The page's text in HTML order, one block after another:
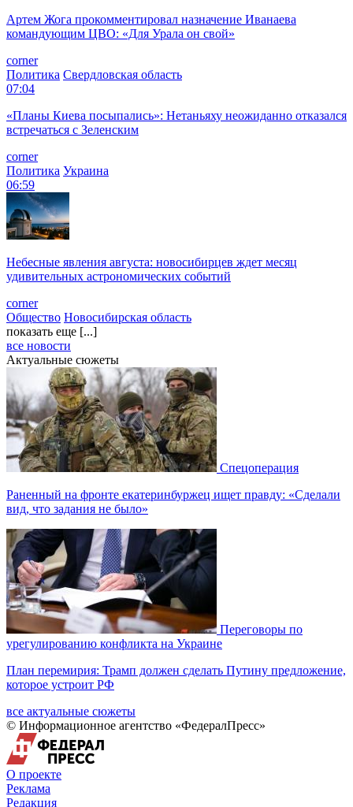
Артем Жога прокомментировал назначение Иванаева
командующим ЦВО: «Для Урала он свой»
corner
Политика Свердловская область
07:04
«Планы Киева посыпались»: Нетаньяху неожиданно отказался
встречаться с Зеленским
corner
Политика Украина
06:59
Небесные явления августа: новосибирцев ждет месяц
удивительных астрономических событий
corner
Общество Новосибирская область
показать еще [...]
все новости
Актуальные сюжеты
Спецоперация
Раненный на фронте екатеринбуржец ищет правду: «Сделали
вид, что задания не было»
Переговоры по
урегулированию конфликта на Украине
План перемирия: Трамп должен сделать Путину предложение,
которое устроит РФ
все актуальные сюжеты
© Информационное агентство «ФедералПресс»
О проекте
Реклама
Редакция